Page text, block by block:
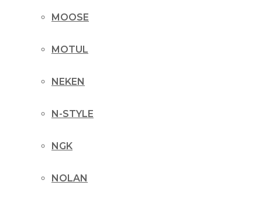
MOOSE
MOTUL
NEKEN
N-STYLE
NGK
NOLAN